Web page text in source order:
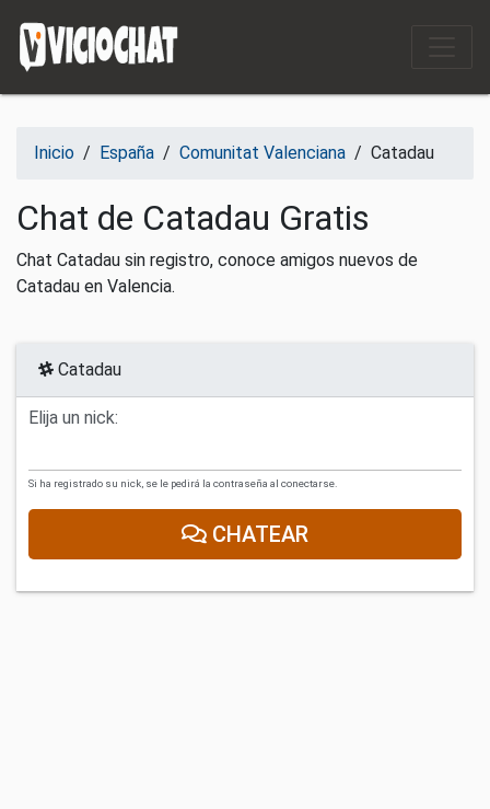
Inicio / España / Comunitat Valenciana / Catadau
Chat de Catadau Gratis
Chat Catadau sin registro, conoce amigos nuevos de
Catadau en Valencia.
Catadau
Elija un nick:
Si ha registrado su nick, se le pedirá la contraseña al conectarse.
CHATEAR